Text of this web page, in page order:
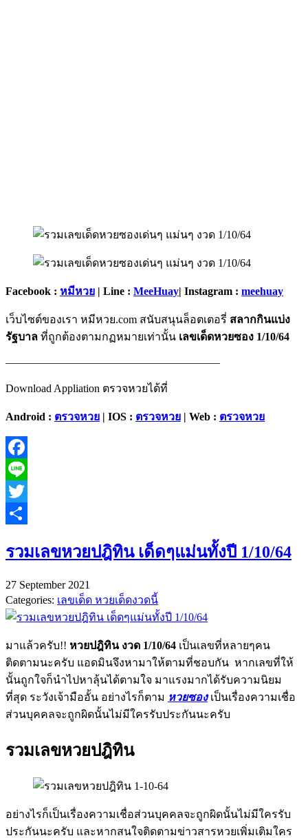
Facebook : หมีหวย | Line : MeeHuay| Instagram : meehuay
เว็บไซต์ของเรา หมีหวย.com สนับสนุนล็อตเตอรี่ สลากกินแบ่ง
รัฐบาล ที่ถูกต้องตามกฏหมายเท่านั้น เลขเด็ดหวยซอง 1/10/64
———————————————————–
Download Appliation ตรวจหวยได้ที่
Android : ตรวจหวย | IOS : ตรวจหวย | Web : ตรวจหวย
Facebook
Line
Twitter
รวมเลขหวยปฎิทิน เด็ดๆแม่นทั้งปี 1/10/64
27 September 2021
Categories: เลขเด็ด หวยเด็ดงวดนี้
มาแล้วครับ!! หวยปฎิทิน งวด 1/10/64 เป็นเลขที่หลายๆคน
ติดตามนะครับ แอดมินจึงหามาให้ตามที่ชอบกัน หากเลขที่ให้
นั้นถูกใจก็นำไปหาลุ้นได้ตามใจ มาแรงมากได้รับความนิยม
ที่สุด ระวังเจ้ามืออั้น อย่างไรก็ตาม หวยซองเป็นเรื่องความเชื่อ
ส่วนบุคคลจะถูกผิดนั้นไม่มีใครรับประกันนะครับ
รวมเลขหวยปฎิทิน
อย่างไรก็เป็นเรื่องความเชื่อส่วนบุคคลจะถูกผิดนั้นไม่มีใครรับ
ประกันนะครับ และหากสนใจติดตามข่าวสารหวยเพิ่มเติมใคร